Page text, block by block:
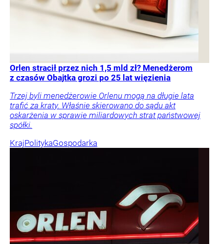
Orlen stracił przez nich 1,5 mld zł? Menedżerom
z czasów Obajtka grozi po 25 lat więzienia
Trzej byli menedżerowie Orlenu mogą na długie lata
trafić za kraty. Właśnie skierowano do sądu akt
oskarżenia w sprawie miliardowych strat państwowej
spółki.
KrajPolitykaGospodarka